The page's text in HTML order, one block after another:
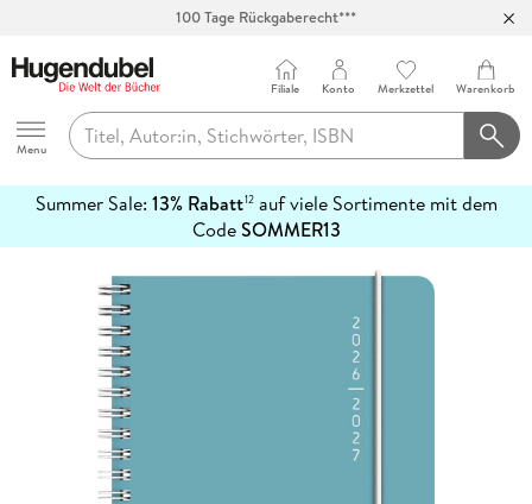
100 Tage Rückgaberecht***
Hugendubel
Menu
Filiale Konto Merkzettel Warenkorb
Summer Sale: 13% Rabatt12auf viele Sortimente mit dem
CodeSOMMER13
erfahren